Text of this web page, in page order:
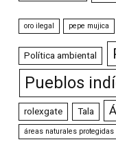
oro ilegal pepe mujica
Política ambiental
Pueblos
rolexgate Tala
áreas naturales protegidas